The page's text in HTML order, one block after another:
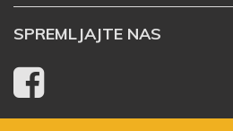
SPREMLJAJTE NAS